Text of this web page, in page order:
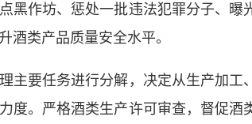
黑作坊、惩处一批违法犯罪分子、曝
酒类产品质量安全水平。
要任务进行分解，决定从生产加工
度。严格酒类生产许可审查，督促酒